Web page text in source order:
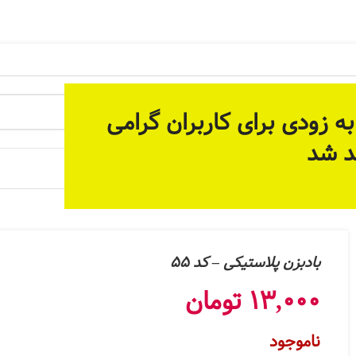
زودی برای کاربران گرامی
شد
بادبزن پلاستیکی – کد 55
13,000 تومان
ناموجود